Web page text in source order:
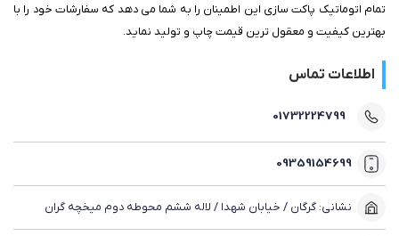
تمام اتوماتیک پاکت سازی این اطمینان را به شما می دهد که سفارشات خود را با
بهترین کیفیت و معقول ترین قیمت چاپ و تولید نماید.
اطلاعات تماس
01732224799
09359154699
نشانی: گرگان / خیابان شهدا / لاله ششم محوطه دوم میخچه گران